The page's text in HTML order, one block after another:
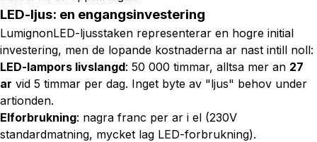
LED-ljus: en engangsinvestering
LumignonLED-ljusstaken representerar en hogre initial
investering, men de lopande kostnaderna ar nast intill noll:
LED-lampors livslangd: 50 000 timmar, alltsa mer an 27
ar vid 5 timmar per dag. Inget byte av "ljus" behov under
artionden.
Elforbrukning: nagra franc per ar i el (230V
standardmatning, mycket lag LED-forbrukning).